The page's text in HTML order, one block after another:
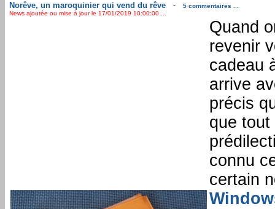
Norêve, un maroquinier qui vend du rêve -
5 commentaires ...
News ajoutée ou mise à jour le 17/01/2019 10:00:00 ...
Quand
revenir
cadeau
arrive
précis
que
connu
certain